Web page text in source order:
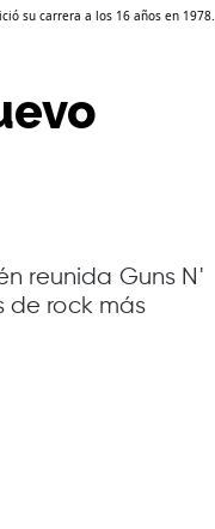
su carrera a los 16 años en 1978.
reunida Guns N'
de rock más